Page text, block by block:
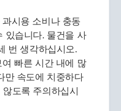
시용 소비나 충동
있습니다. 물건을 사
번 생각하십시오.
빠른 시간 내에 많
만 속도에 치중하다
도록 주의하십시